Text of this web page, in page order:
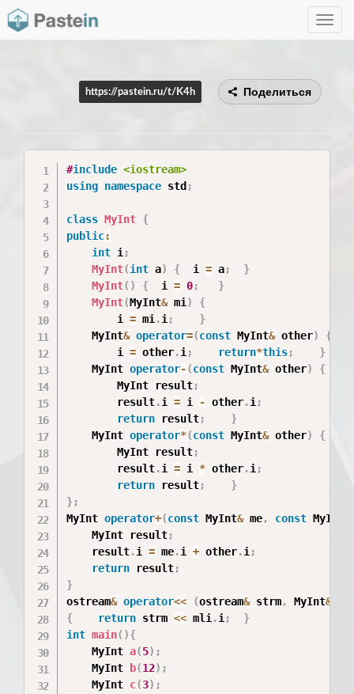
Toggle
https://pastein.ru/t/K4h Поделиться
#include <iostream>
using namespace std ;
class MyInt {
public:
int i ;
MyInt(int a) {
  i
= a;
}
MyInt( ) {
  i
= 0;
}
MyInt(MyInt& mi )
{
        i
= mi .i ;
}
    MyInt
& operator=(const MyInt& other)
{
        i
= other.i ; return*this;
}
    MyInt
operator-(const MyInt& other)
{
        MyInt result
;
        result
.i = i - other.i ;
return result;
}
    MyInt
operator*(const MyInt& other)
{
        MyInt result
;
        result
.i = i * other.i ;
return result;
}
} ;
MyInt operator+(const MyInt& me, const MyInt
    MyInt result
;
    result
.i = me.i + other.i ;
return result;
}
ostream& operator<< (ostream& strm, MyInt&
{
return strm << mli .i ;
}
int main( ){
    MyInt
a(5) ;
    MyInt
b(12) ;
    MyInt
c(3) ;